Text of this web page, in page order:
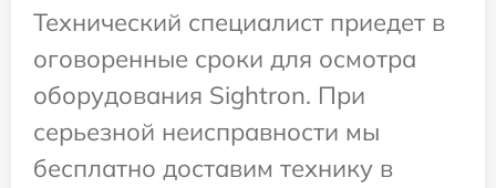
Технический специалист приедет в
оговоренные сроки для осмотра
оборудования Sightron. При
серьезной неисправности мы
бесплатно доставим технику в